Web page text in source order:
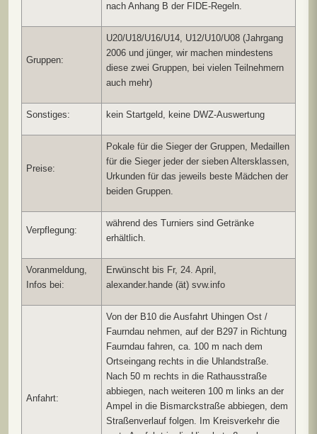
nach Anhang B der FIDE-Regeln.
Gruppen:
U20/U18/U16/U14, U12/U10/U08 (Jahrgang
2006 und jünger, wir machen mindestens
diese zwei Gruppen, bei vielen Teilnehmern
auch mehr)
Sonstiges: kein Startgeld, keine DWZ-Auswertung
Preise:
Pokale für die Sieger der Gruppen, Medaillen
für die Sieger jeder der sieben Altersklassen,
Urkunden für das jeweils beste Mädchen der
beiden Gruppen.
Verpflegung:
während des Turniers sind Getränke
erhältlich.
Voranmeldung,
Infos bei:
Erwünscht bis Fr, 24. April,
alexander.hande (ät) svw.info
Anfahrt:
Von der B10 die Ausfahrt Uhingen Ost /
Faurndau nehmen, auf der B297 in Richtung
Faurndau fahren, ca. 100 m nach dem
Ortseingang rechts in die Uhlandstraße.
Nach 50 m rechts in die Rathausstraße
abbiegen, nach weiteren 100 m links an der
Ampel in die Bismarckstraße abbiegen, dem
Straßenverlauf folgen. Im Kreisverkehr die